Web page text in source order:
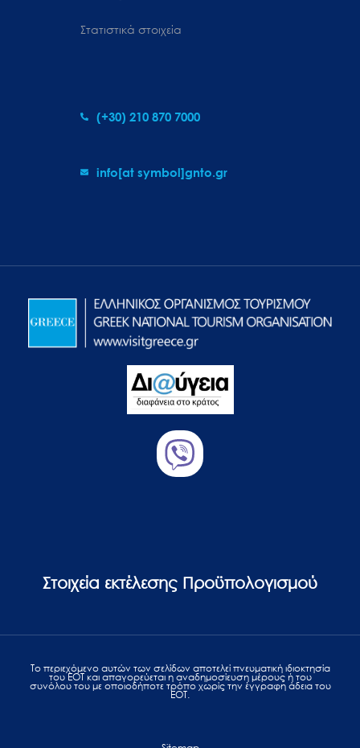
Στατιστικά στοιχεία
(+30) 210 870 7000
info[at symbol]gnto.gr
Στοιχεία εκτέλεσης Προϋπολογισμού
Το περιεχόμενο αυτών των σελίδων αποτελεί πvευματική ιδιοκτησία
του ΕΟΤ και απαγορεύεται η αναδημοσίευση μέρους ή του
συνόλου του με οποιοδήποτε τρόπο χωρίς την έγγραφη άδεια του
ΕΟΤ.